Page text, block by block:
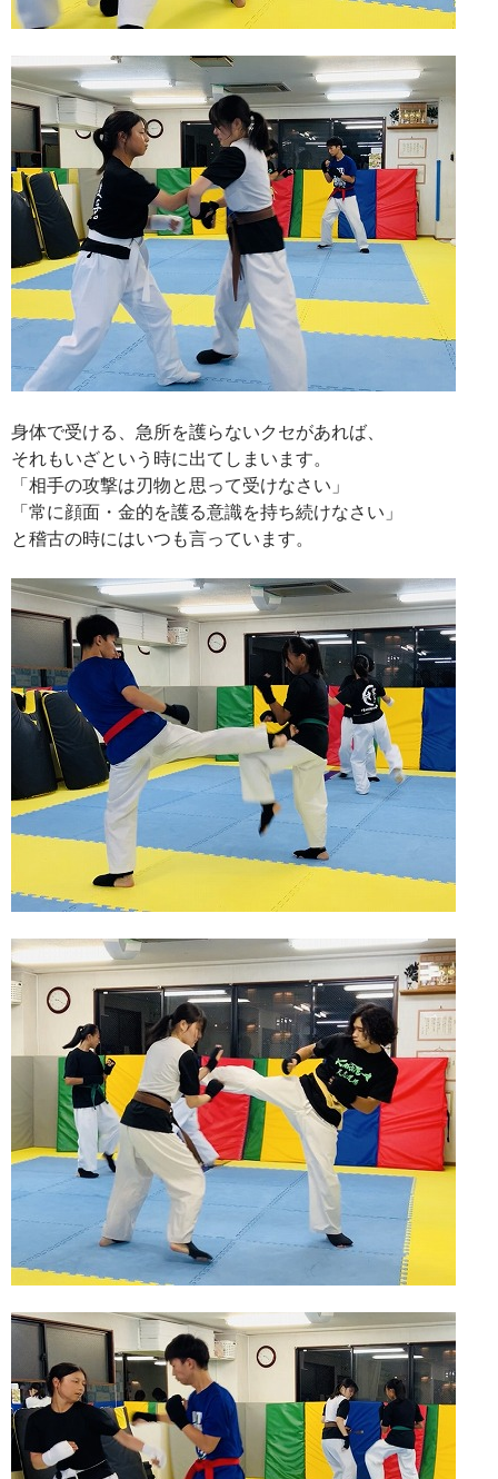
身体で受ける、急所を護らないクセがあれば、
それもいざという時に出てしまいます。
「相手の攻撃は刃物と思って受けなさい」
「常に顔面・金的を護る意識を持ち続けなさい」
と稽古の時にはいつも言っています。